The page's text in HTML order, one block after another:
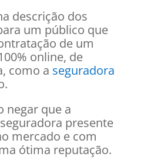
descrição dos
um público que
de um
online, de
como a seguradora
negar que a
presente
mercado e com
ótima reputação.